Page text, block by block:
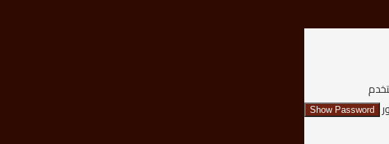
Show Password